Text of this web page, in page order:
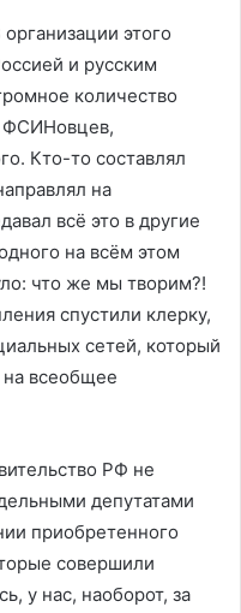
этого
и русским
количество
ФСИНовцев,
Кто-то составлял
на
всё это в другие
на всём этом
что же мы творим?!
спустили клерку,
сетей, который
на всеобщее
РФ не
депутатами
приобретенного
совершили
у нас, наоборот, за